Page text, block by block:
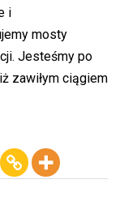
i
mosty
Jesteśmy po
zawiłym ciągiem